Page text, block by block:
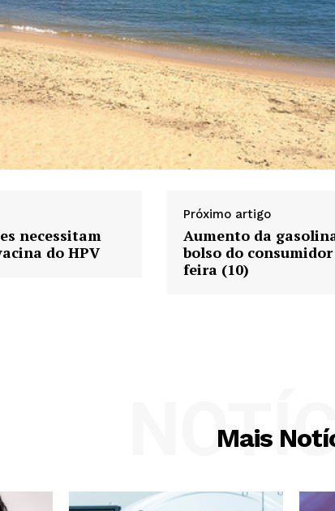
necessitam
do HPV
Próximo artigo
Aumento da
bolso do
feira (10)
Mais